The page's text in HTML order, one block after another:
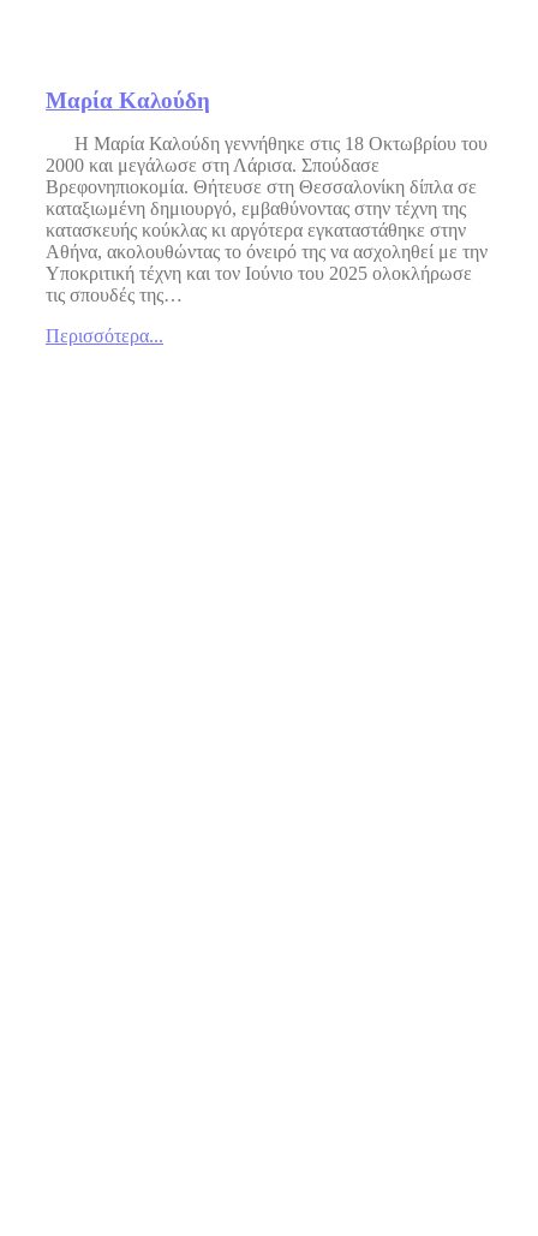
Μαρία Καλούδη
Η Μαρία Καλούδη γεννήθηκε στις 18 Οκτωβρίου του
2000 και μεγάλωσε στη Λάρισα. Σπούδασε
Βρεφονηπιοκομία. Θήτευσε στη Θεσσαλονίκη δίπλα σε
καταξιωμένη δημιουργό, εμβαθύνοντας στην τέχνη της
κατασκευής κούκλας κι αργότερα εγκαταστάθηκε στην
Αθήνα, ακολουθώντας το όνειρό της να ασχοληθεί με την
Υποκριτική τέχνη και τον Ιούνιο του 2025 ολοκλήρωσε
τις σπουδές της…
Περισσότερα...